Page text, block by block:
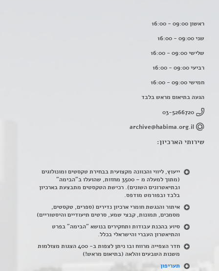
ראשון 09:00 - 16:00
שני 09:00 - 16:00
שלישי 09:00 - 16:00
רביעי 09:00 - 16:00
חמישי 09:00 - 16:00
הגעה בתיאום מראש בלבד
03-5266720
archive@habima.org.il
שירותי הארכיון:
ייעוץ, ליווי והכוונה מקצועית בבחירת טקסטים ומונולוגים
(מתוך למעלה מ – 3500 מחזות, שהועלו ב"הבימה"
ובתיאטרונים השונים). רכישת הטקסטים מתבצעת בארכיון
בלבד ובפורמט מודפס.
איתור והנגשת חומרי ארכיון נדירים (ספרים, טקסטים,
מסמכים, תמונות, קבצי שמע, סרטים תיעודיים והיסטוריים)
סיוע בהכנת עבודות ותחקירים בנושא "הבימה" בפרט
והתיאטרון העברי והישראלי בכלל.
חדר הצפייה מרווח ובו ניתן לצפות ב- 400 הצגות מצולמות
משנות השבעים והלאה (בתיאום מראש!)
תעריפון